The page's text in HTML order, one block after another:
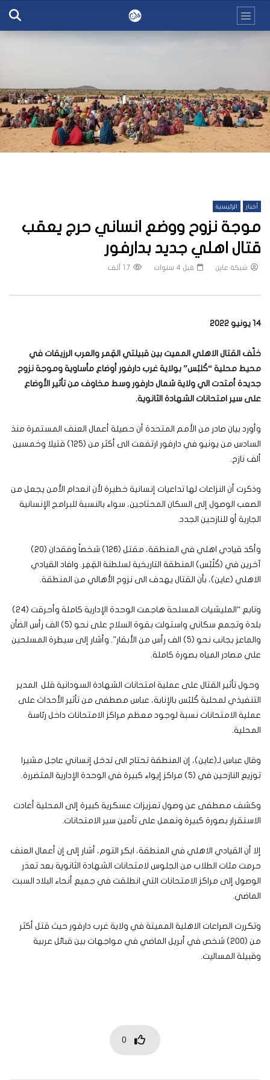
أخبار الرئيسية
موجة نزوح ووضع انساني حرج يعقب
قتال اهلي جديد بدارفور
شبكة عاين قبل 4 سنوات 1.7 ألف
14 يونيو 2022
خلّف القتال الاهلي المميت بين قبيلتي القِمر والعرب الرزيقات في
محيط محلية “كُلبُس” بولاية غرب دارفور أوضاع مأساوية وموجة نزوح
جديدة أمتدت الي ولاية شمال دارفور وسط مخاوف من تأثير الأوضاع
على سير امتحانات الشهادة الثانوية.
وأورد بيان صادر من الأمم المتحدة أن حصيلة أعمال العنف المستمرة منذ
السادس من يونيو في دارفور ارتفعت الى أكثر من (125) قتيلا وخمسين
ألف نازح.
وذكرت أن النزاعات لها تداعيات إنسانية خطيرة لأن انعدام الأمن يجعل من
الصعب الوصول إلى السكان المحتاجين، سواء بالنسبة للبرامج الإنسانية
الجارية أو للنازحين الجدد.
وأكد قيادي اهلي في المنطقة، مقتل (126) شخصاً وفقدان (20)
آخرين في (كُلُبُس) المنطقة التاريخية لسلطنة القِمِر. وافاد القيادي
الاهلي (عاين)، بأن القتال يهدف الى نزوح الأهالي من المنطقة.
وتابع “المليشيات المسلحة هاجمت الوحدة الإدارية كاملة وأحرقت (24)
بلدة وتجمع سكاني واستولت بقوة السلاح على نحو (5) الف رأس الضأن
والماعز بجانب نحو (5) الف رأس من الأبقار”. وأشار إلى سيطرة المسلحين
علي مصادر المياه بصورة كاملة.
وحول تأثير القتال على عملية امتحانات الشهادة السودانية قلل المدير
التنفيذي لمحلية كُلبُس بالإنابة، عباس مصطفى من تأثير الأحداث على
عملية الامتحانات نسبة لوجود معظم مراكز الامتحانات داخل رئاسة
المحلية.
وقال عباس لـ(عاين)، إن المنطقة تحتاج الى تدخل إنساني عاجل مشيرا
توزيع النازحين في (5) مراكز إيواء كبيرة في الوحدة الإدارية المتضررة.
وكشف مصطفى عن وصول تعزيزات عسكرية كبيرة إلى المحلية أعادت
الاستقرار بصورة كبيرة وتعمل على تأمين سير الامتحانات.
إلا أن القيادي الاهلي في المنطقة، ابكر التوم، أشار إلى إن أعمال العنف
حرمت مئات الطلاب من الجلوس لامتحانات الشهادة الثانوية بعد تعذر
الوصول إلى مراكز الامتحانات التي انطلقت في جميع أنحاء البلاد السبت
الماضي.
وتكررت الصراعات الاهلية المميتة في ولاية غرب دارفور حيث قتل أكثر
من (200) شخص في أبريل الماضي في مواجهات بين قبائل عربية
وقبيلة المساليت.
0